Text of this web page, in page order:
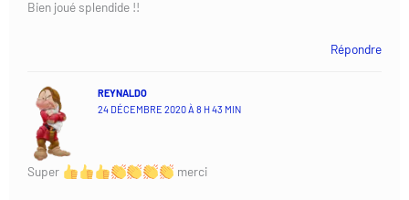
Bien joué splendide !!
Répondre
REYNALDO
24 DÉCEMBRE 2020 À 8 H 43 MIN
Super merci